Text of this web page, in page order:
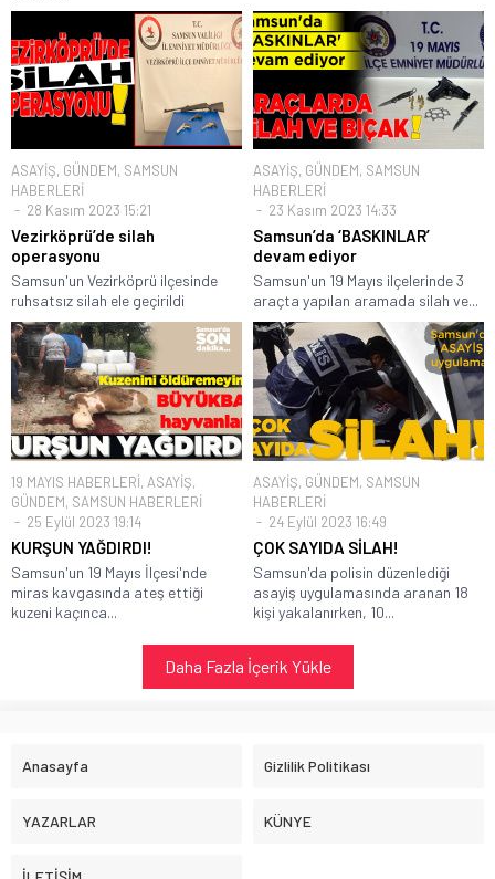
ASAYİŞ, GÜNDEM, SAMSUN
HABERLERİ
28 Kasım 2023 15:21
Vezirköprü’de silah
operasyonu
Samsun'un Vezirköprü ilçesinde
ruhsatsız silah ele geçirildi
ASAYİŞ, GÜNDEM, SAMSUN
HABERLERİ
23 Kasım 2023 14:33
Samsun’da ‘BASKINLAR’
devam ediyor
Samsun'un 19 Mayıs ilçelerinde 3
araçta yapılan aramada silah ve...
19 MAYIS HABERLERİ, ASAYİŞ,
GÜNDEM, SAMSUN HABERLERİ
25 Eylül 2023 19:14
KURŞUN YAĞDIRDI!
Samsun'un 19 Mayıs İlçesi'nde
miras kavgasında ateş ettiği
kuzeni kaçınca...
ASAYİŞ, GÜNDEM, SAMSUN
HABERLERİ
24 Eylül 2023 16:49
ÇOK SAYIDA SİLAH!
Samsun'da polisin düzenlediği
asayiş uygulamasında aranan 18
kişi yakalanırken, 10...
Daha Fazla İçerik Yükle
Anasayfa Gizlilik Politikası
YAZARLAR KÜNYE